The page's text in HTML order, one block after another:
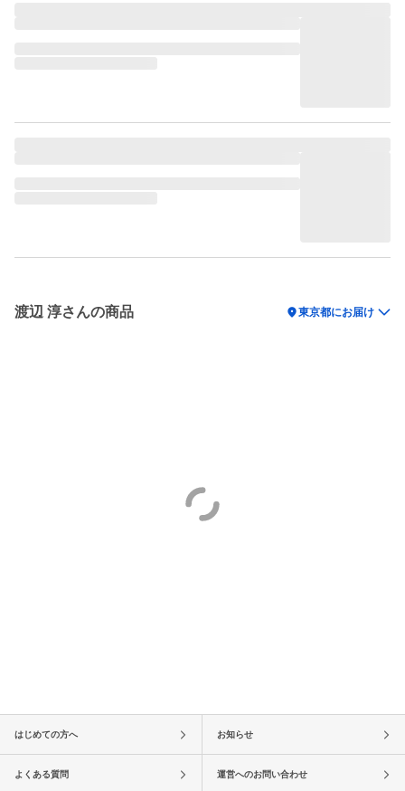
渡辺 淳さんの商品 location_on東京都にお届け
はじめての方へ お知らせ
よくある質問 運営へのお問い合わせ